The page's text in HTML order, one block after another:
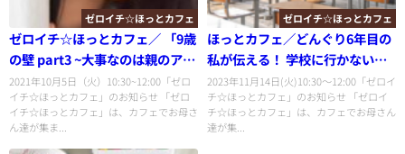
ゼロイチ☆ほっとカフェ
ゼロイチ☆ほっとカフェ／ 「9歳
の壁 part3 ~大事なのは親のアッ
プグレードだった!~」
2021年10月5日（火）10:30~12:00「ゼロ
イチ☆ほっとカフェ」のお知らせ 「ゼロ
イチ☆ほっとカフェ」は、カフェでお母さ
ん達が集ま...
ゼロイチ☆ほっとカフェ
ほっとカフェ／どんぐり6年目の
私が伝える！ 学校に行かない選
択
2023年11月14日(火)10:30〜12:00「ゼロイ
チ☆ほっとカフェ」のお知らせ 「ゼロイ
チ☆ほっとカフェ」は、カフェでお母さん
達が集...